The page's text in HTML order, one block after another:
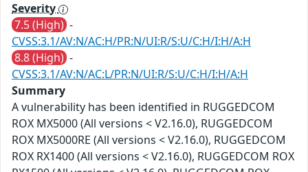
Severity
7.5 (High) -
CVSS:3.1/AV:N/AC:H/PR:N/UI:R/S:U/C:H/I:H/A:H
8.8 (High) -
CVSS:3.1/AV:N/AC:L/PR:N/UI:R/S:U/C:H/I:H/A:H
Summary
A vulnerability has been identified in RUGGEDCOM
ROX MX5000 (All versions < V2.16.0), RUGGEDCOM
ROX MX5000RE (All versions < V2.16.0), RUGGEDCOM
ROX RX1400 (All versions < V2.16.0), RUGGEDCOM ROX